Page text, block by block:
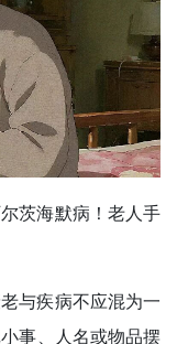
茨海默病！老人手
与疾病不应混为一
事、人名或物品摆